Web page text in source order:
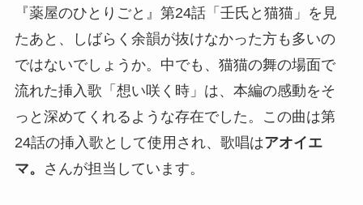
『薬屋のひとりごと』第24話「壬氏と猫猫」を見
たあと、しばらく余韻が抜けなかった方も多いの
ではないでしょうか。中でも、猫猫の舞の場面で
流れた挿入歌「想い咲く時」は、本編の感動をそ
っと深めてくれるような存在でした。この曲は第
24話の挿入歌として使用され、歌唱はアオイエ
マ。
さんが担当しています。